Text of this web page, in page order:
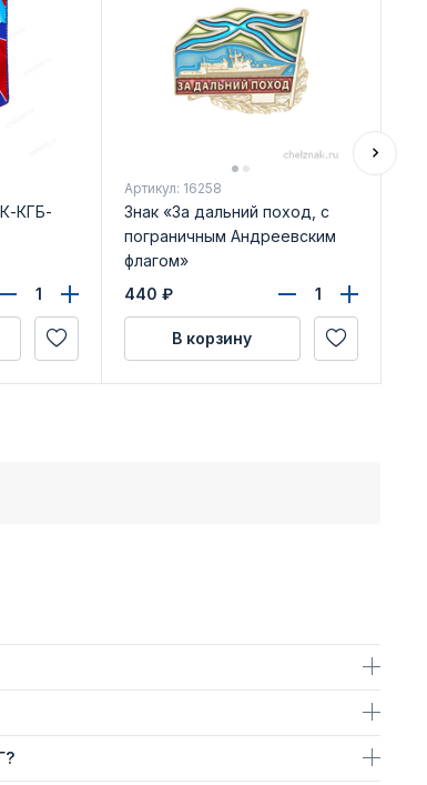
КГБ-
Артикул: 16258
Знак «За дальний поход, с
пограничным Андреевским
флагом»
440 ₽
В корзину